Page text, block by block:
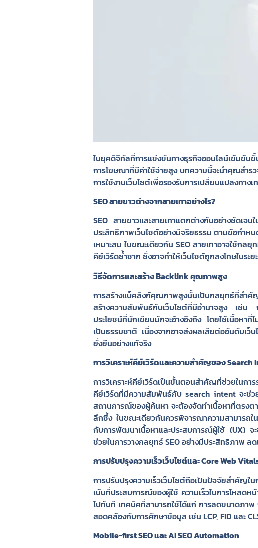
ในยุคดิจิทัลที่การแข่งขันทางธุรกิจออนไลน์เข้มข้น
การโฆษณาที่มีค่าใช้จ่ายสูง บทความนี้จะนำคุณสำร
การใช้งานเว็บไซต์เพื่อรองรับการเปลี่ยนแปลงทา
SEO สายขาวต่างจากสายเทาอย่างไร?
SEO สายขาวและสายเทาแตกต่างกันอย่างชัดเจน
ประสิทธิภาพเว็บไซต์อย่างมีจริยธรรม ตามข้อกำห
เหมาะสม ในขณะเดียวกัน SEO สายเทาอาจใช้ก
คีย์เวิร์ดซ้ำซาก ซึ่งอาจทำให้เว็บไซต์ถูกลงโทษในระย
วิธีจัดการและสร้าง Backlink คุณภาพสูง
การสร้างแบ็คลิงก์คุณภาพสูงนั้นเป็นกลยุทธ์ที่สำ
สร้างความสัมพันธ์กับเว็บไซต์ที่มีอำนาจสูง เช่น
ประโยชน์ที่นักเขียนมักจะอ้างอิงถึง โดยใช้เนื้อหา
เป็นธรรมชาติ เนื่องจากอาจส่งผลเสียต่ออันดับเว็
ยั่งยืนอย่างแท้จริง
การวิเคราะห์คีย์เวิร์ดและความสำคัญของ Search
การวิเคราะห์คีย์เวิร์ดเป็นขั้นตอนสำคัญที่ช่วยในกา
คีย์เวิร์ดที่มีความสัมพันธ์กับ search intent จะช่ว
สถานการณ์ของผู้ค้นหา จะต้องจัดทำเนื้อหาที่ตรงต
ลึกซึ้ง ในขณะเดียวกันควรพิจารณาความสามารถ
กับการพัฒนาเนื้อหาและประสบการณ์ผู้ใช้ (UX) จ
ช่วยในการวางกลยุทธ์ SEO อย่างมีประสิทธิภาพ ลด
การปรับปรุงความเร็วเว็บไซต์และ Core Web
การปรับปรุงความเร็วเว็บไซต์ถือเป็นปัจจัยสำคั
เน้นที่ประสบการณ์ของผู้ใช้ ความเร็วในการโหลด
ไปทันที เทคนิคที่สามารถใช้ได้แก่ การลดขนาดภาพ
สอดคล้องกับการศึกษาข้อมูล เช่น LCP, FID และ
Mobile-first SEO และ AI SEO Automation